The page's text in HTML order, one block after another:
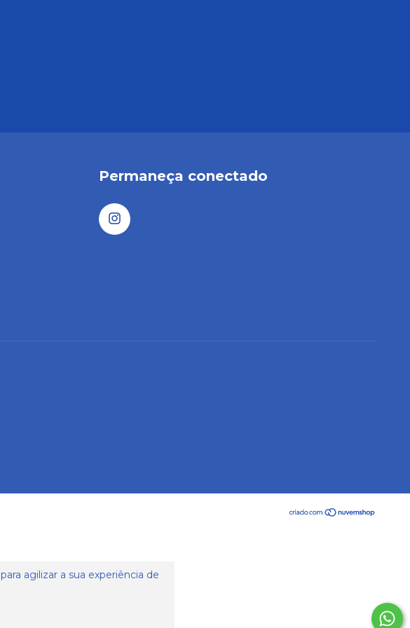
para agilizar a sua experiência de
Permaneça conectado